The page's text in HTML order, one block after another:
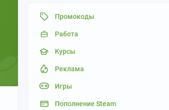
Промокоды
Работа
Курсы
Реклама
Игры
Пополнение Steam